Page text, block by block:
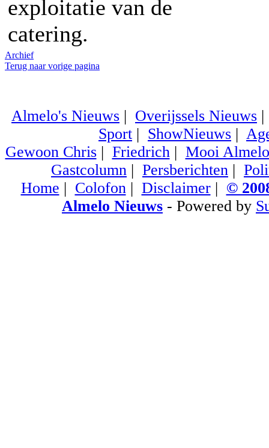
exploitatie van de
catering.
Archief
Terug naar vorige pagina
Almelo's Nieuws | Overijssels Nieuws
Sport | ShowNieuws |
Gewoon Chris| Friedrich| Mooi Almelo
Gastcolumn | Persberichten |
Home | Colofon| Disclaimer| ©
Almelo Nieuws - Powered by